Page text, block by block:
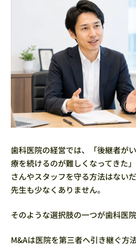
歯科医院の経営では、「後継者が
療を続けるのが難しくなってきた
さんやスタッフを守る方法はない
先生も少なくありません。
そのような選択肢の一つが歯科医院
M&Aは医院を第三者へ引き継ぐ方